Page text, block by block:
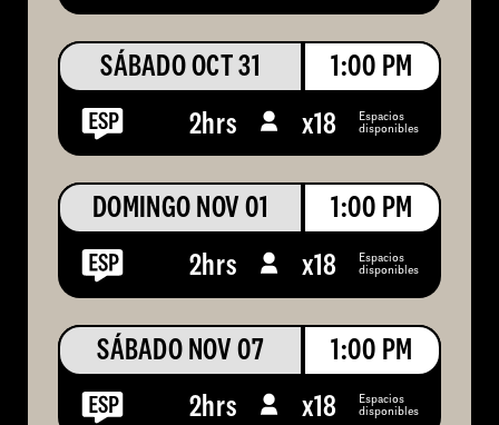
SÁBADO OCT 31
1:00 PM
2hrs
x18 Espacios
disponibles
DOMINGO NOV 01
1:00 PM
2hrs
x18 Espacios
disponibles
SÁBADO NOV 07
1:00 PM
2hrs
x18 Espacios
disponibles